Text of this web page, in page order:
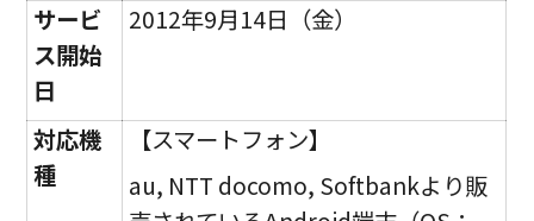
サービ
ス開始
日
2012年9月14日（金）
対応機
種
【スマートフォン】
au, NTT docomo, Softbankより販